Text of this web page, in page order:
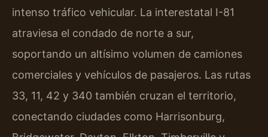
intenso tráfico vehicular. La interestatal I-81
atraviesa el condado de norte a sur,
soportando un altísimo volumen de camiones
comerciales y vehículos de pasajeros. Las rutas
33, 11, 42 y 340 también cruzan el territorio,
conectando ciudades como Harrisonburg,